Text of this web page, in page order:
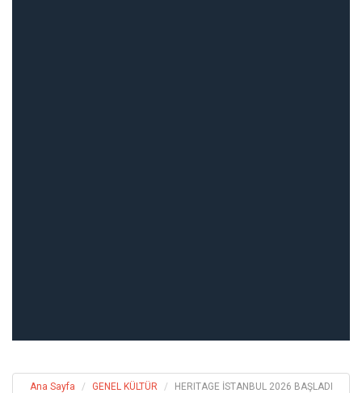
Ana Sayfa GENEL KÜLTÜR HERITAGE İSTANBUL 2026 BAŞLADI